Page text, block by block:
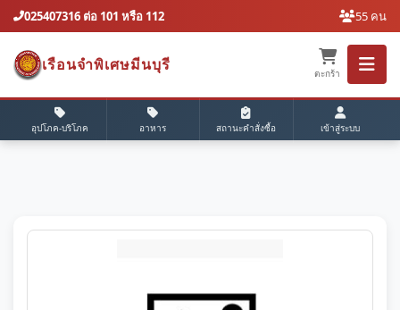
025407316 ต่อ 101 หรือ 112 55 คน
เรือนจำพิเศษมีนบุรี
ตะกร้า
อุปโภค-บริโภค อาหาร สถานะคำสั่งซื้อ เข้าสู่ระบบ